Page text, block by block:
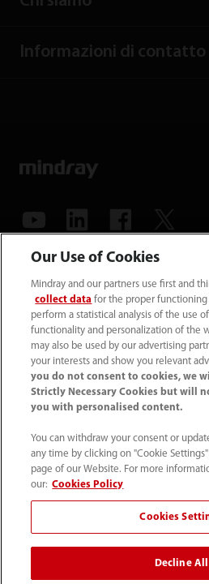
Informazioni di contatto
info.it@mindray.com
Condizioni d’uso｜Site Map｜
Privacy Policy｜Contattaci｜
Modello 231
Trasparenza｜
Ltd. Tutti i diritti riservati.
Mindray Medical Italy S.r.l. ha
pubblicato sul sito dell'AGCM
Our Use of Cookies
Mindray and our partners use first and
collect data for the proper
perform a statistical analysis of the use
functionality and personalization of the
may also be used by our advertising
your interests and show you relevant
you do not consent to cookies, we
Strictly Necessary Cookies but will
you with personalised content.
You can withdraw your consent or
any time by clicking on "Cookie
page of our Website. For more
our: Cookies Policy
Cookies
Decline All